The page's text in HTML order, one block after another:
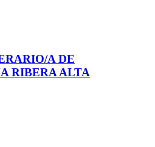
A DE
RIBERA ALTA